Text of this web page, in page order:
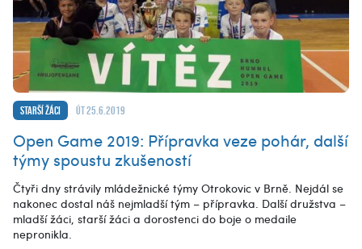
Starší žáci út 25.6.2019
Open Game 2019: Přípravka veze pohár, další
týmy spoustu zkušeností
Čtyři dny strávily mládežnické týmy Otrokovic v Brně. Nejdál se
nakonec dostal náš nejmladší tým – přípravka. Další družstva –
mladší žáci, starší žáci a dorostenci do boje o medaile
nepronikla.